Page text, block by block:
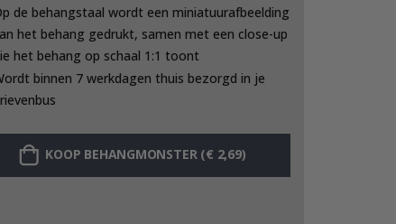
de behangstaal wordt een miniatuurafbeelding
het behang gedrukt, samen met een close-up
het behang op schaal 1:1 toont
binnen 7 werkdagen thuis bezorgd in je
KOOP BEHANGMONSTER (€ 2,69)